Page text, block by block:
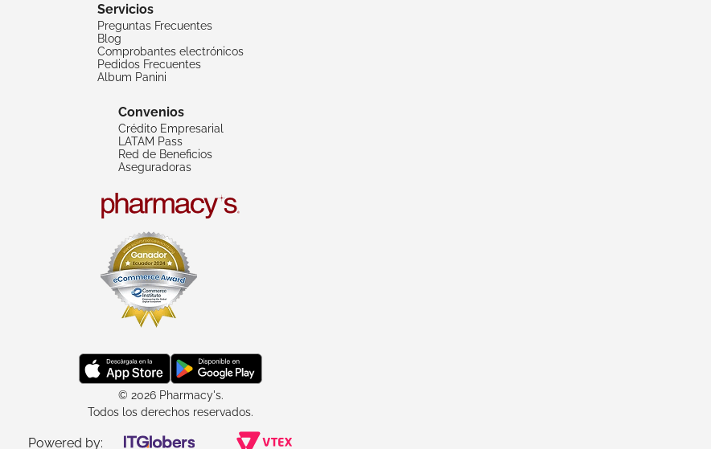
Servicios
Preguntas Frecuentes
Blog
Comprobantes electrónicos
Pedidos Frecuentes
Album Panini
Convenios
Crédito Empresarial
LATAM Pass
Red de Beneficios
Aseguradoras
© 2026 Pharmacy's.
Todos los derechos reservados.
Powered by: